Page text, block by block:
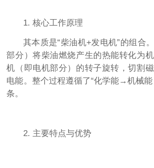
1. 核心工作原理
其本质是“柴油机+发电机”的组合
部分）将柴油燃烧产生的热能转化为
机（即电机部分）的转子旋转，切割
电能。整个过程遵循了“化学能→机械
条。
2. 主要特点与优势